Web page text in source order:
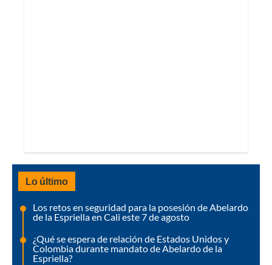
Lo último
Los retos en seguridad para la posesión de Abelardo
de la Espriella en Cali este 7 de agosto
¿Qué se espera de relación de Estados Unidos y
Colombia durante mandato de Abelardo de la
Espriella?